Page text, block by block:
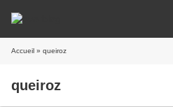
Accueil » queiroz
queiroz